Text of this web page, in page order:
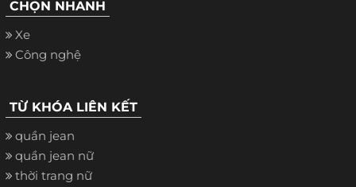
CHỌN NHANH
Xe
Công nghệ
TỪ KHÓA LIÊN KẾT
quần jean
quần jean nữ
thời trang nữ